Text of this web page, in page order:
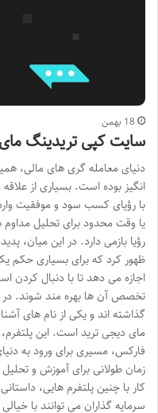
18 بهمن
سایت کپی تریدینگ
دنیای معامله گری های مالی،
انگیز بوده است. بسیاری از علاقه
با رؤیای کسب سود و موفقیت
یا وقت محدود برای تحلیل مداوم
ظهور کرد که برای بسیاری حکم
اجازه می دهد تا با دنبال کردن
تخصص آن ها بهره مند شوند. در
گذاشته اند و یکی از نام های
مای دیجی ترید است. این پلتفرم،
فارکس، مسیری برای ورود به
زمان طولانی برای آموزش و
کار با چنین پلتفرم هایی،
سرمایه گذاران می توانند با